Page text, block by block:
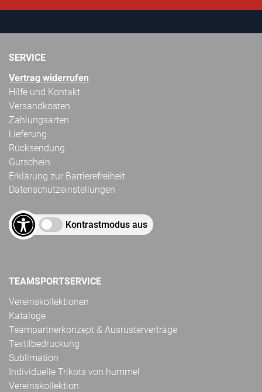
SERVICE
Vertrag widerrufen
Hilfe und Kontakt
Versandkosten
Zahlungsarten
Lieferung
Rücksendung
Gutschein
Erklärung zur Barrierefreiheit
Datenschutzeinstellungen
Kontrastmodus aus
TEAMSPORTSERVICE
Vereinskollektionen
Kataloge
Teampartnerkonzept & Ausrüsterverträge
Textilbedruckung
Sublimation
Individuelle Trikots von hummel
Vereinskollektion